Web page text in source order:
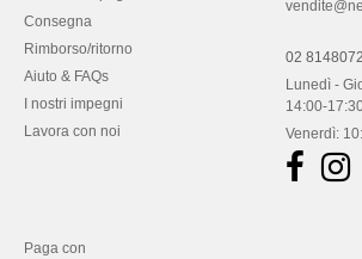
Consegna
Rimborso/ritorno
Aiuto & FAQs
I nostri impegni
Lavora con noi
02
Lunedì -
14:00-
Venerdì:
Paga con